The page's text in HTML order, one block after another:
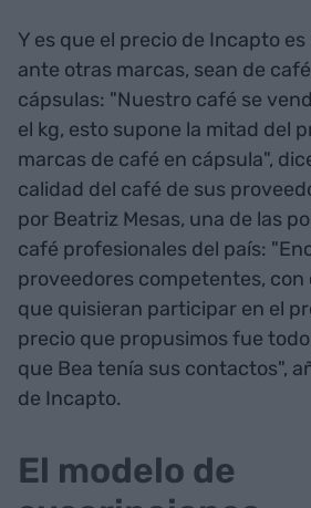
Y es que el precio de Incapto
ante otras marcas, sean de
cápsulas: "Nuestro café se
el kg, esto supone la mitad del
marcas de café en cápsula",
calidad del café de sus
por Beatriz Mesas, una de las
café profesionales del país:
proveedores competentes, con
que quisieran participar en el
precio que propusimos fue
que Bea tenía sus contactos",
de Incapto.
El modelo de